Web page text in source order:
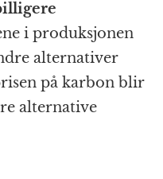
i produksjonen
alternativer
på karbon blir
alternative